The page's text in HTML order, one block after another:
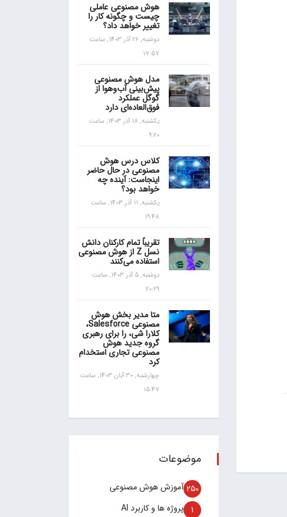
هوش مصنوعی عاملی
چیست و چگونه کار را
تغییر خواهد داد؟
دوشنبه, 26 آذر 1403, ساعت
17:57
مدل هوش مصنوعی
پیش‌بینی آب‌و‌هوا از
گوگل عملکرد
فوق‌العاده‌ای دارد
یکشنبه, 18 آذر 1403, ساعت
9:20
کلاس درس هوش
مصنوعی در حال حاضر
اینجاست: آینده چه
خواهد بود؟
یکشنبه, 11 آذر 1403, ساعت
19:48
تقریباً تمام کارکنان دانش
نسل Z از هوش مصنوعی
استفاده می‌کنند
دوشنبه, 5 آذر 1403, ساعت
20:29
متا مدیر بخش هوش
مصنوعی Salesforce،
کلارا شی، را برای رهبری
گروه جدید هوش
مصنوعی تجاری استخدام
کرد
چهارشنبه, 30 آبان 1403, ساعت
15:47
موضوعات
آموزش هوش مصنوعی 250
پروژه ها و کاربرد AI 1